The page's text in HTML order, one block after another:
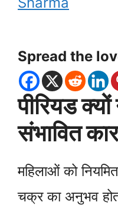
Spread the
पीरियड
संभावित
महिलाओं को
चक्र का अनुभव